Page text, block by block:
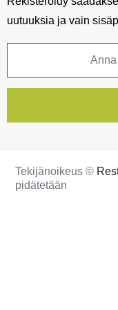
uutuuksia ja vain
Tekijänoikeus ©
pidätetään